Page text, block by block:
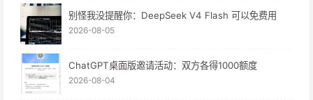
别怪我没提醒你：DeepSeek V4 Flash 可以免费用
2026-08-05
ChatGPT桌面版邀请活动：双方各得1000额度
2026-08-04